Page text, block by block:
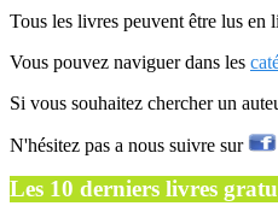
Tous les livres peuvent être lus en
Vous pouvez naviguer dans les
Si vous souhaitez chercher un
N'hésitez pas a nous suivre sur
Les 10 derniers livres